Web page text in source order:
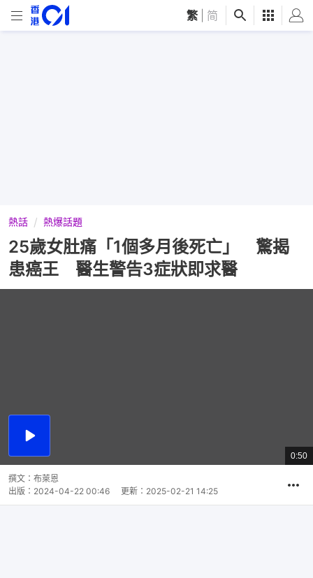
繁 简
熱話 熱爆話題
25歲女肚痛「1個多月後死亡」 驚揭
患癌王 醫生警告3症狀即求醫
播
總
共
0:50
撰文： 布萊恩
出版： 2024-04-22 00:46 更新： 2025-02-21 14:25